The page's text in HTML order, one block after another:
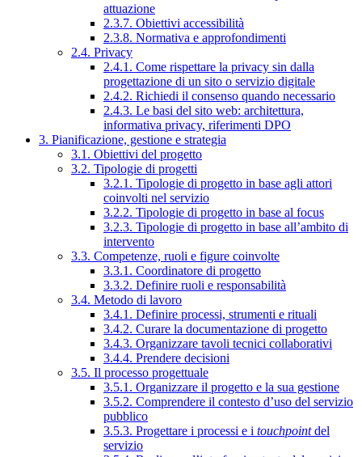
attuazione
2.3.7. Obiettivi accessibilità
2.3.8. Normativa e approfondimenti
2.4. Privacy
2.4.1. Come rispettare la privacy sin dalla
progettazione di un sito o servizio digitale
2.4.2. Richiedi il consenso quando necessario
2.4.3. Le basi del sito web: architettura,
informativa privacy, riferimenti DPO
3. Pianificazione, gestione e strategia
3.1. Obiettivi del progetto
3.2. Tipologie di progetti
3.2.1. Tipologie di progetto in base agli attori
coinvolti nel servizio
3.2.2. Tipologie di progetto in base al focus
3.2.3. Tipologie di progetto in base all’ambito di
intervento
3.3. Competenze, ruoli e figure coinvolte
3.3.1. Coordinatore di progetto
3.3.2. Definire ruoli e responsabilità
3.4. Metodo di lavoro
3.4.1. Definire processi, strumenti e rituali
3.4.2. Curare la documentazione di progetto
3.4.3. Organizzare tavoli tecnici collaborativi
3.4.4. Prendere decisioni
3.5. Il processo progettuale
3.5.1. Organizzare il progetto e la sua gestione
3.5.2. Comprendere il contesto d’uso del servizio
pubblico
3.5.3. Progettare i processi e i touchpointdel
servizio